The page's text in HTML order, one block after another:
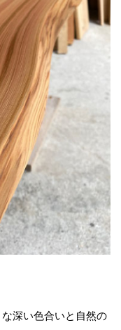
深い色合いと自然の